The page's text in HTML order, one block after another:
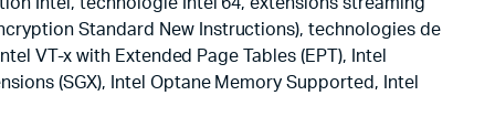
Standard New Instructions), technologies de
VT-x with Extended Page Tables (EPT), Intel
(SGX), Intel Optane Memory Supported, Intel